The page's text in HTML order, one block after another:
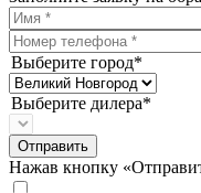
Выберите город*
Выберите дилера*
Отправить
Нажав кнопку